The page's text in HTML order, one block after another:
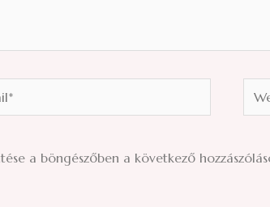
a böngészőben a következő